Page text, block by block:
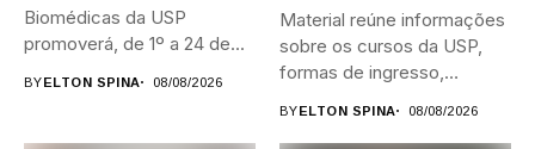
Biomédicas da USP
promoverá, de 1º a 24 de...
BYELTON SPINA 08/08/2026
Material reúne informações
sobre os cursos da USP,
formas de ingresso,
BYELTON SPINA 08/08/2026